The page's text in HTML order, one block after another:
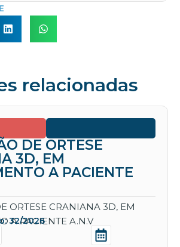
relacionadas
DE ORTESE
3D, EM
A PACIENTE
ORTESE CRANIANA 3D, EM
A PACIENTE A.N.V
32/2026